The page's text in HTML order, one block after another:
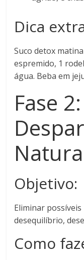
Dica
Suco detox
espremido, 1
água. Beba em
Fase 2:
Objetivo:
Eliminar
desequilíbrio,
Como